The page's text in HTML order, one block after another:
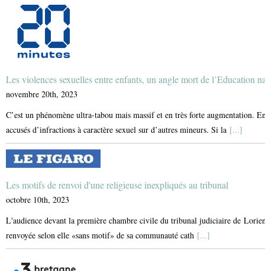
Les violences sexuelles entre enfants, un angle mort de l’Education
novembre 20th, 2023
C’est un phénomène ultra-tabou mais massif et en très forte augmentation.
accusés d’infractions à caractère sexuel sur d’autres mineurs. Si la [...]
Les motifs de renvoi d'une religieuse inexpliqués au tribunal
octobre 10th, 2023
L'audience devant la première chambre civile du tribunal judiciaire de
renvoyée selon elle «sans motif» de sa communauté cath [...]